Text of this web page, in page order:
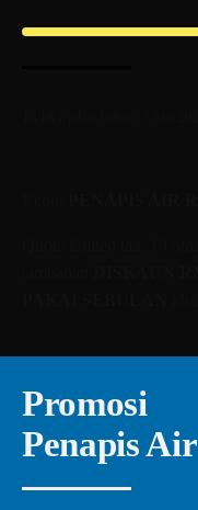
Promosi
Penapis Air